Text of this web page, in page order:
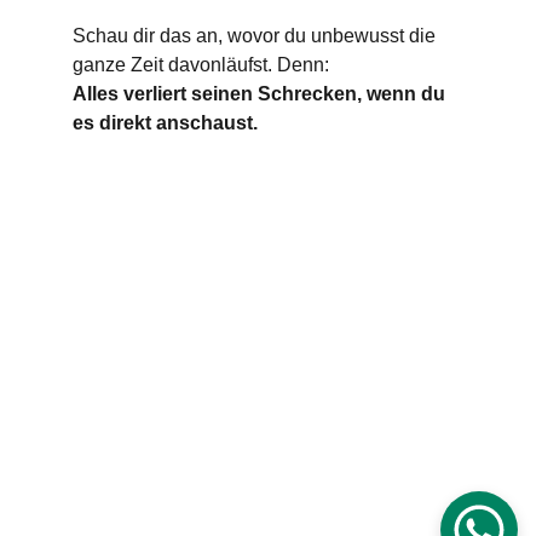
Schau dir das an, wovor du unbewusst die
ganze Zeit davonläufst. Denn:
Alles verliert seinen Schrecken, wenn du
es direkt anschaust.